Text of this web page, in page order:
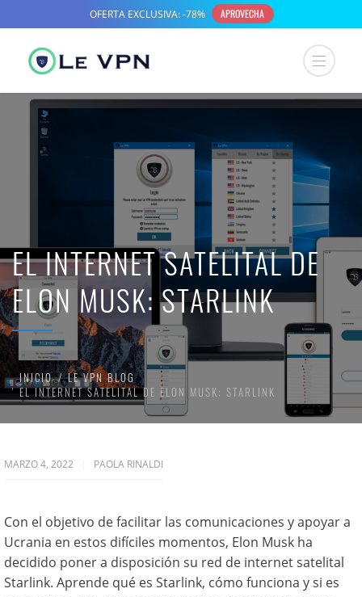
EL INTERNET SATELITAL DE
ELON MUSK: STARLINK
INICIO
LE VPN BLOG
EL INTERNET SATELITAL DE ELON MUSK: STARLINK
MARZO 4, 2022 PAOLA RINALDI
Con el objetivo de facilitar las comunicaciones y apoyar a
Ucrania en estos difíciles momentos, Elon Musk ha
decidido poner a disposición su red de internet satelital
Starlink. Aprende qué es Starlink, cómo funciona y si es